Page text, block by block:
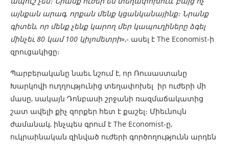
այնքան արագ, որքան մենք կցանկանայինք։ Նրանք
գիտեն, որ մենք չենք կարող մեր կապուղիները ձգել
մինչեւ 80 կամ 100 կիլոմետրի»,- ասել է The Economist-ի
զրուցակիցը։
Պարբերականը նաեւ նշում է, որ Ռուսաստանը
Խարկովի ուղղությունից տեղափոխել իր ուժերի մի
մասը, սակայն Դոնբասի շրջանի ռազմաճակատից
շատ ավելի քիչ զորքեր հետ է քաշել։ Միեւնույն
ժամանակ, ինչպես գրում է The Economist-ը,
ուկրաինական զինված ուժերի գործողությունն արդեն